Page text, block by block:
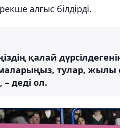
алғыс білдірді.
қалай
тулар, жылы
деді ол.